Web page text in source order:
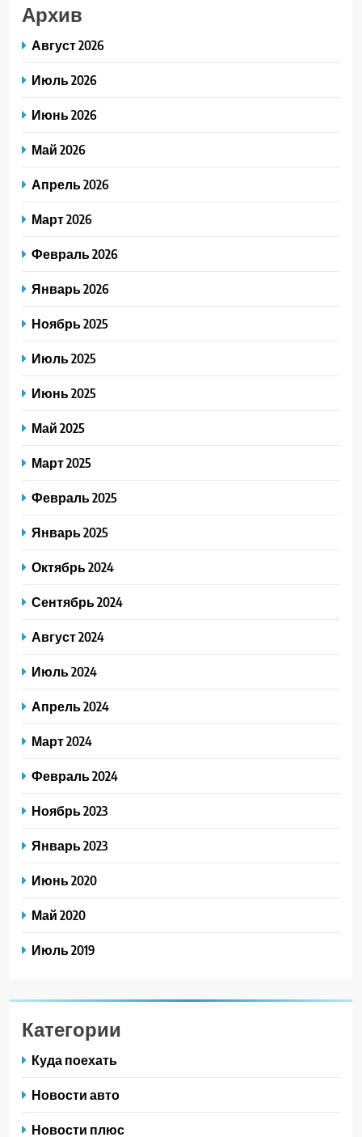
Архив
Август 2026
Июль 2026
Июнь 2026
Май 2026
Апрель 2026
Март 2026
Февраль 2026
Январь 2026
Ноябрь 2025
Июль 2025
Июнь 2025
Май 2025
Март 2025
Февраль 2025
Январь 2025
Октябрь 2024
Сентябрь 2024
Август 2024
Июль 2024
Апрель 2024
Март 2024
Февраль 2024
Ноябрь 2023
Январь 2023
Июнь 2020
Май 2020
Июль 2019
Категории
Куда поехать
Новости авто
Новости плюс